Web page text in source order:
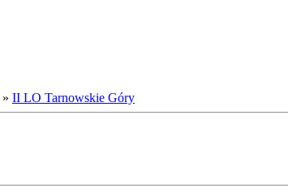
» II LO Tarnowskie Góry